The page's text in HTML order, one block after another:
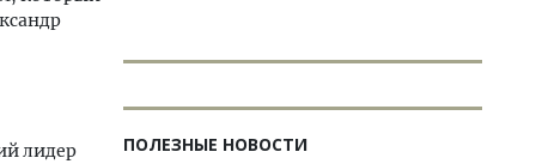
лидер
ПОЛЕЗНЫЕ НОВОСТИ